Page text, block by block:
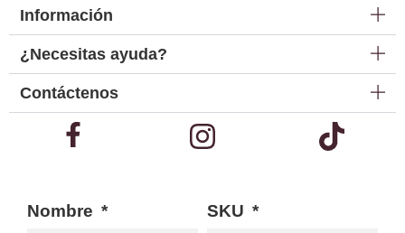
Información
¿Necesitas ayuda?
Contáctenos
Nombre SKU